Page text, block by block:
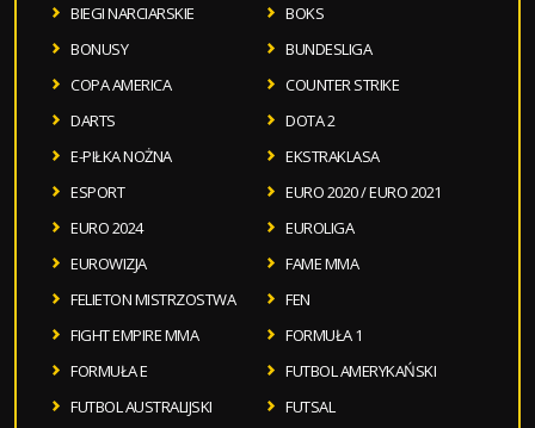
BIEGI NARCIARSKIE
BOKS
BONUSY
BUNDESLIGA
COPA AMERICA
COUNTER STRIKE
DARTS
DOTA 2
E-PIŁKA NOŻNA
EKSTRAKLASA
ESPORT
EURO 2020 / EURO 2021
EURO 2024
EUROLIGA
EUROWIZJA
FAME MMA
FELIETON MISTRZOSTWA
FEN
FIGHT EMPIRE MMA
FORMUŁA 1
FORMUŁA E
FUTBOL AMERYKAŃSKI
FUTBOL AUSTRALIJSKI
FUTSAL